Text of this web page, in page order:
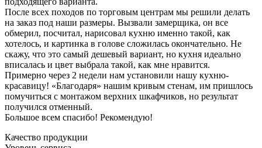
После всех походов по торговым центрам мы решили делать
на заказ под наши размеры. Вызвали замерщика, он все
обмерил, посчитал, нарисовал кухню именно такой, как
хотелось, и картинка в голове сложилась окончательно. Не
скажу, что это самый дешевый вариант, но кухня идеально
вписалась и цвет выбрала такой, как мне нравится.
Примерно через 2 недели нам установили нашу кухню-
красавицу! «Благодаря» нашим кривым стенам, им пришлось
помучиться с монтажом верхних шкафчиков, но результат
получился отменный.
Большое всем спасибо! Рекомендую!
Качество продукции